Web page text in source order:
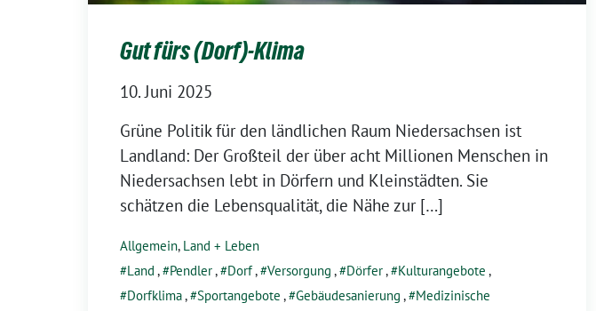
Gut fürs (Dorf)-Klima
10. Juni 2025
Grüne Politik für den ländlichen Raum Niedersachsen ist
Landland: Der Großteil der über acht Millionen Menschen in
Niedersachsen lebt in Dörfern und Kleinstädten. Sie
schätzen die Lebensqualität, die Nähe zur […]
Allgemein, Land + Leben
Land , Pendler, Dorf, Versorgung , Dörfer, Kulturangebote ,
Dorfklima, Sportangebote , Gebäudesanierung ,
Medizinische